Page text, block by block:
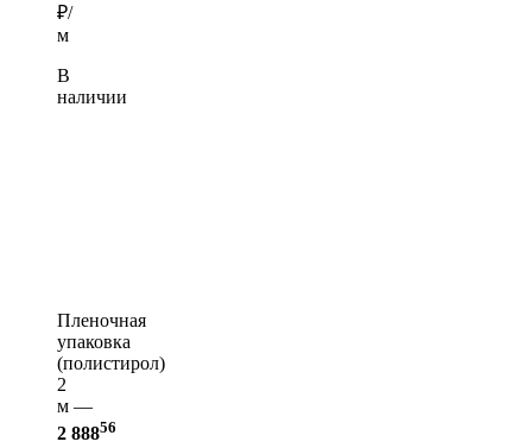
₽/
м
В
наличии
Пленочная
упаковка
(полистирол)
2
м —
2 88856